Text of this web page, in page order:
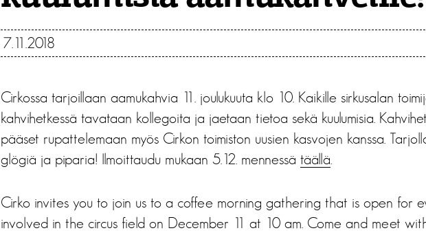
7.11.2018
Cirkossa tarjoillaan aamukahvia 11. joulukuuta klo 10. Kaikille sirkusalan
kahvihetkessä tavataan kollegoita ja jaetaan tietoa sekä kuulumisia.
pääset rupattelemaan myös Cirkon toimiston uusien kasvojen kanssa.
glögiä ja piparia! Ilmoittaudu mukaan 5.12. mennessä täällä
Cirko invites you to join us to a coffee morning gathering that is open for
involved in the circus field on December 11 at 10 am. Come and meet